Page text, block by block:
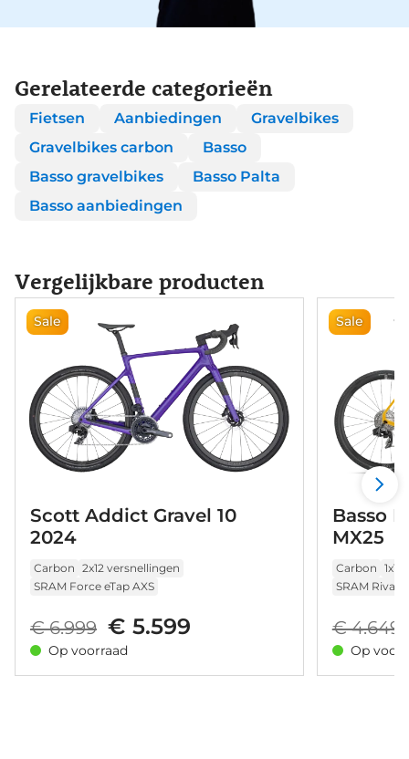
Gerelateerde categorieën
Fietsen Aanbiedingen
Gravelbikes
Gravelbikes carbon
Basso
Basso gravelbikes
Basso Palta
Basso aanbiedingen
Vergelijkbare producten
Sale
Scott Addict Gravel 10
2024
Carbon 2x12 versnellingen
SRAM Force eTap AXS
€ 6.999 € 5.599
Op voorraad
Sale
Basso
MX25
Carbon
SRAM Rival
€ 4.649
Op